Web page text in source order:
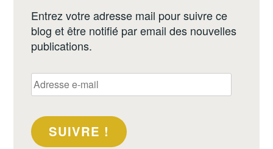
Entrez votre adresse mail pour suivre ce
blog et être notifié par email des nouvelles
publications.
SUIVRE !